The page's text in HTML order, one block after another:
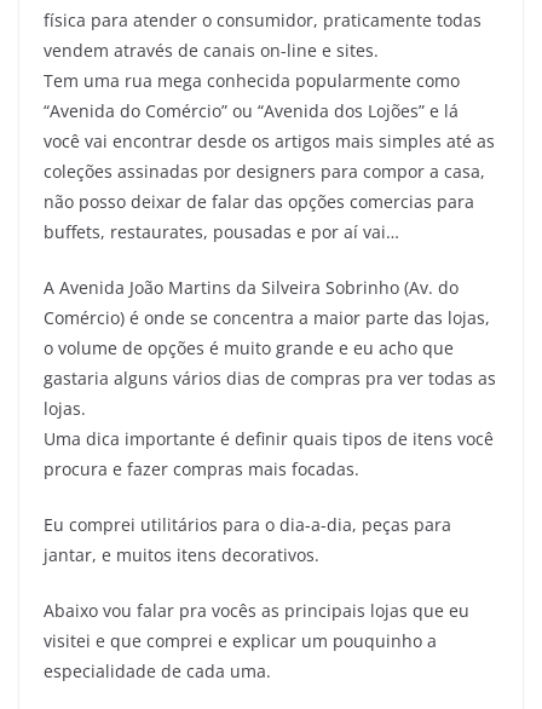
física para atender o consumidor, praticamente todas
vendem através de canais on-line e sites.
Tem uma rua mega conhecida popularmente como
“Avenida do Comércio” ou “Avenida dos Lojões” e lá
você vai encontrar desde os artigos mais simples até as
coleções assinadas por designers para compor a casa,
não posso deixar de falar das opções comercias para
buffets, restaurates, pousadas e por aí vai…
A Avenida João Martins da Silveira Sobrinho (Av. do
Comércio) é onde se concentra a maior parte das lojas,
o volume de opções é muito grande e eu acho que
gastaria alguns vários dias de compras pra ver todas as
lojas.
Uma dica importante é definir quais tipos de itens você
procura e fazer compras mais focadas.
Eu comprei utilitários para o dia-a-dia, peças para
jantar, e muitos itens decorativos.
Abaixo vou falar pra vocês as principais lojas que eu
visitei e que comprei e explicar um pouquinho a
especialidade de cada uma.